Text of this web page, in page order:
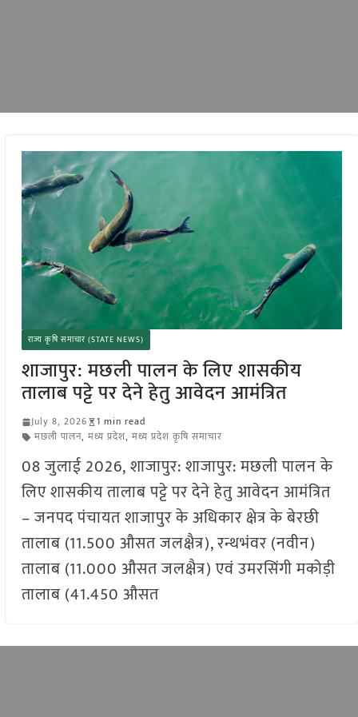
राज्य कृषि समाचार (STATE NEWS)
शाजापुर: मछली पालन के लिए शासकीय
तालाब पट्टे पर देने हेतु आवेदन आमंत्रित
July 8, 2026
1 min read
मछली पालन, मध्य प्रदेश, मध्य प्रदेश कृषि समाचार
08 जुलाई 2026, शाजापुर: शाजापुर: मछली पालन के
लिए शासकीय तालाब पट्टे पर देने हेतु आवेदन आमंत्रित
– जनपद पंचायत शाजापुर के अधिकार क्षेत्र के बेरछी
तालाब (11.500 औसत जलक्षैत्र), रन्थभंवर (नवीन)
तालाब (11.000 औसत जलक्षैत्र) एवं उमरसिंगी मकोड़ी
तालाब (41.450 औसत